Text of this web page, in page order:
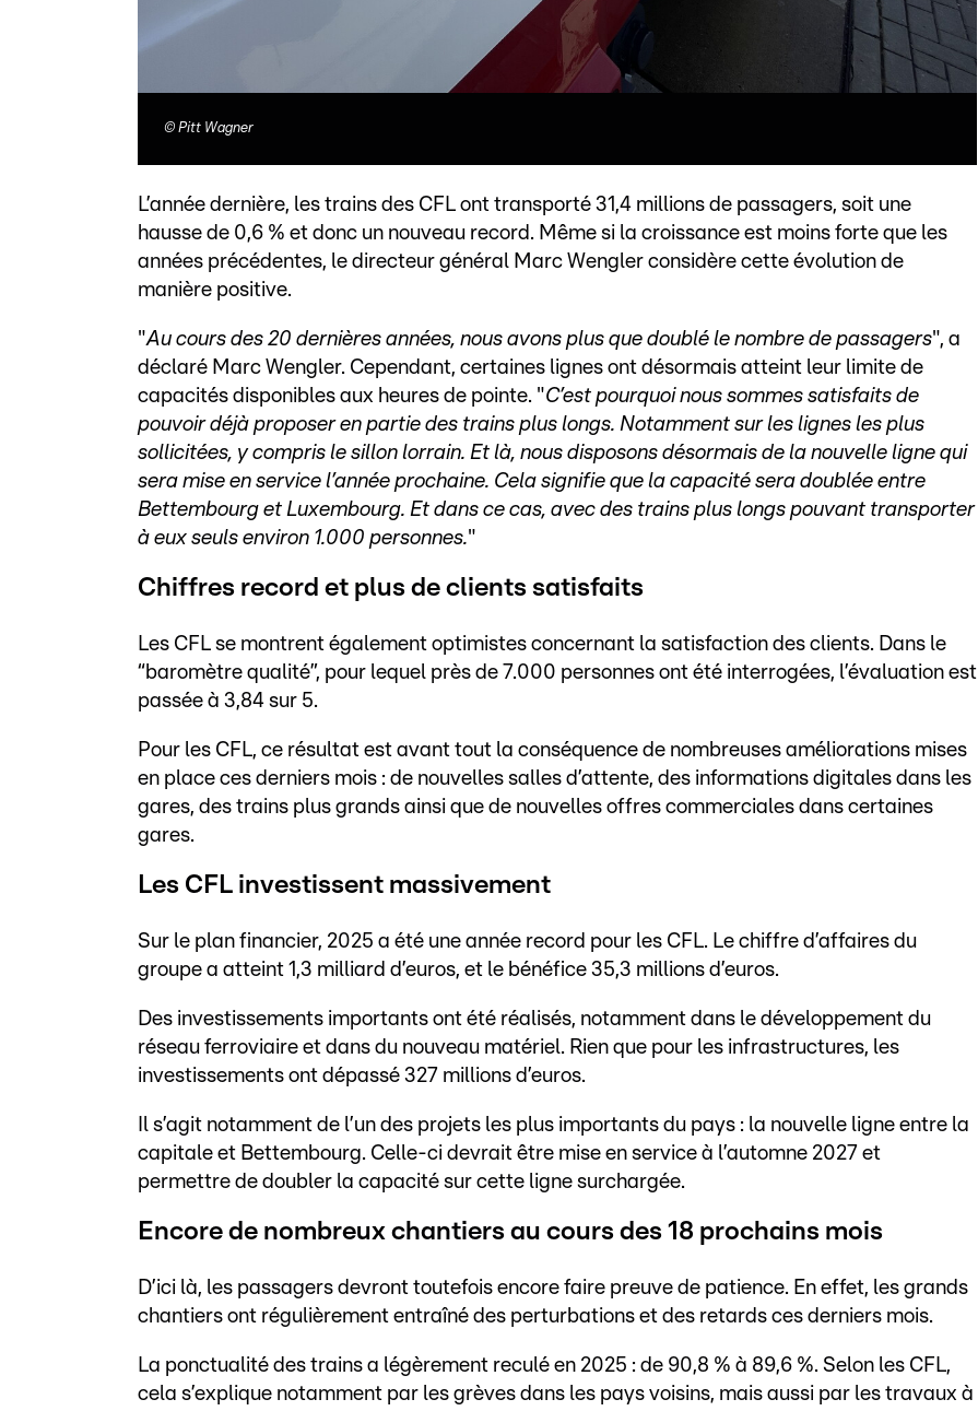
© Pitt Wagner
L’année dernière, les trains des CFL ont transporté 31,4 millions de passagers, soit une
hausse de 0,6 % et donc un nouveau record. Même si la croissance est moins forte que les
années précédentes, le directeur général Marc Wengler considère cette évolution de
manière positive.
"Au cours des 20 dernières années, nous avons plus que doublé le nombre de passagers", a
déclaré Marc Wengler. Cependant, certaines lignes ont désormais atteint leur limite de
capacités disponibles aux heures de pointe. "C’est pourquoi nous sommes satisfaits de
pouvoir déjà proposer en partie des trains plus longs. Notamment sur les lignes les plus
sollicitées, y compris le sillon lorrain. Et là, nous disposons désormais de la nouvelle ligne qui
sera mise en service l’année prochaine. Cela signifie que la capacité sera doublée entre
Bettembourg et Luxembourg. Et dans ce cas, avec des trains plus longs pouvant transporter
à eux seuls environ 1.000 personnes."
Chiffres record et plus de clients satisfaits
Les CFL se montrent également optimistes concernant la satisfaction des clients. Dans le
“baromètre qualité”, pour lequel près de 7.000 personnes ont été interrogées, l’évaluation est
passée à 3,84 sur 5.
Pour les CFL, ce résultat est avant tout la conséquence de nombreuses améliorations mises
en place ces derniers mois : de nouvelles salles d’attente, des informations digitales dans les
gares, des trains plus grands ainsi que de nouvelles offres commerciales dans certaines
gares.
Les CFL investissent massivement
Sur le plan financier, 2025 a été une année record pour les CFL. Le chiffre d’affaires du
groupe a atteint 1,3 milliard d’euros, et le bénéfice 35,3 millions d’euros.
Des investissements importants ont été réalisés, notamment dans le développement du
réseau ferroviaire et dans du nouveau matériel. Rien que pour les infrastructures, les
investissements ont dépassé 327 millions d’euros.
Il s’agit notamment de l’un des projets les plus importants du pays : la nouvelle ligne entre la
capitale et Bettembourg. Celle-ci devrait être mise en service à l’automne 2027 et
permettre de doubler la capacité sur cette ligne surchargée.
Encore de nombreux chantiers au cours des 18 prochains mois
D’ici là, les passagers devront toutefois encore faire preuve de patience. En effet, les grands
chantiers ont régulièrement entraîné des perturbations et des retards ces derniers mois.
La ponctualité des trains a légèrement reculé en 2025 : de 90,8 % à 89,6 %. Selon les CFL,
cela s’explique notamment par les grèves dans les pays voisins, mais aussi par les travaux à